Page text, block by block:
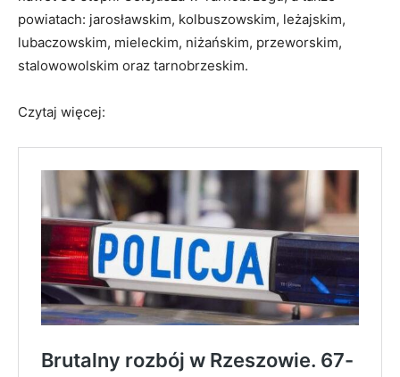
powiatach: jarosławskim, kolbuszowskim, leżajskim,
lubaczowskim, mieleckim, niżańskim, przeworskim,
stalowowolskim oraz tarnobrzeskim.
Czytaj więcej: